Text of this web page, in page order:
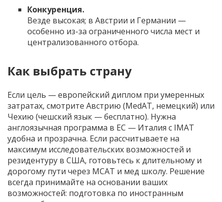
Конкуренция.
Везде высокая; в Австрии и Германии —
особенно из-за ограниченного числа мест и
централизованного отбора.
Как выбрать страну
Если цель — европейский диплом при умеренных
затратах, смотрите Австрию (MedAT, немецкий) или
Чехию (чешский язык — бесплатно). Нужна
англоязычная программа в ЕС — Италия с IMAT
удобна и прозрачна. Если рассчитываете на
максимум исследовательских возможностей и
резидентуру в США, готовьтесь к длительному и
дорогому пути через MCAT и мед школу. Решение
всегда принимайте на основании ваших
возможностей: подготовка по иностранным